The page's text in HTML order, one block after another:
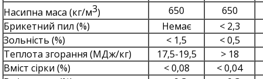
Насипна маса (кг/м3) 650
650
Брикетний пил (%)
Немає
< 2,3
Зольність (%)
< 1,5
< 0,5
Теплота згорання (МДж/кг)
17,5-19,5
> 18
Вміст сірки (%)
< 0,08
< 0,04